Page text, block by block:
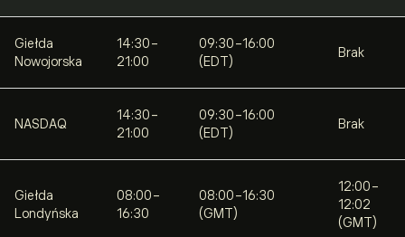
Giełda
Nowojorska
14:30-
21:00
09:30-16:00
(EDT)
Brak
NASDAQ
14:30-
21:00
09:30-16:00
(EDT)
Brak
Giełda
Londyńska
08:00-
16:30
08:00-16:30
(GMT)
12:00-
12:02
(GMT)